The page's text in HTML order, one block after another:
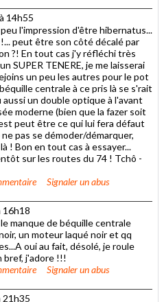
14h55
l'impression d'être hibernatus...
peut être son côté décalé par
?! En tout cas j'y réfléchi très
SUPER TENERE, je me laisserai
un peu les autres pour le pot
centrale à ce pris là se s'rait
un double optique à l'avant
moderne (bien que la fazer soit
peut être ce qui lui fera défaut
pas se démoder/démarquer,
! Bon en tout cas à essayer...
sur les routes du 74 ! Tchô -
Signaler un abus
16h18
manque de béquille centrale
un moteur laqué noir et qq
oui au fait, désolé, je roule
bref, j'adore !!!
Signaler un abus
21h35